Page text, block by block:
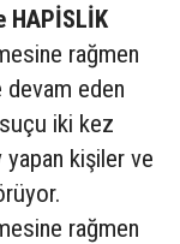
HAPİSLİK
rağmen
eden
iki kez
kişiler ve
rağmen